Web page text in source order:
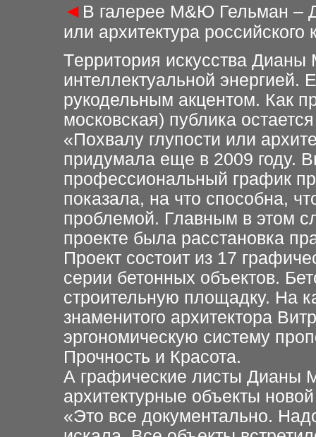
◄ В галерее М&Ю Гельман –
или архитектура российского
Территория искусства Дианы
интеллектуальной энергией.
рукодельным акцентом. Как
московская) публика
«Похвалу глупости или
придумала еще в 2009 году.
профессиональный график
показала, на что способна,
проблемой. Главным в этом
проекте была расстановка
Проект состоит из 17
серии бетонных объектов.
строительную площадку. На
знаменитого архитектора
эргономическую систему
Прочность и Красота.
А графические листы Дианы
архитектурные объекты новой
«Это все документально.